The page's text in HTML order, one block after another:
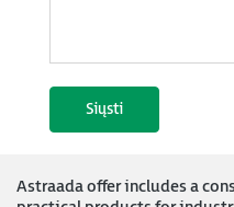
Astraada offer includes a